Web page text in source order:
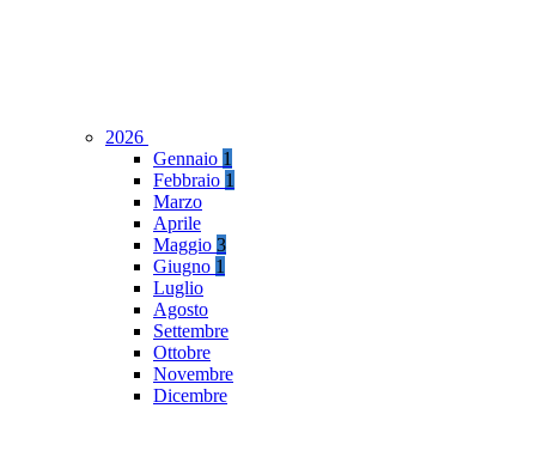
2026
Gennaio 1
Febbraio 1
Marzo
Aprile
Maggio 3
Giugno 1
Luglio
Agosto
Settembre
Ottobre
Novembre
Dicembre